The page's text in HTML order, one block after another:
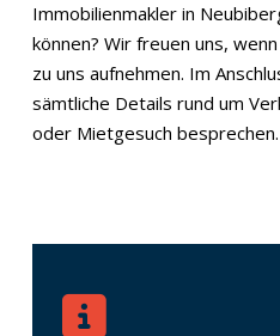
Immobilienmakler in
können? Wir freuen uns,
zu uns aufnehmen. Im
sämtliche Details rund um
oder Mietgesuch besprechen.